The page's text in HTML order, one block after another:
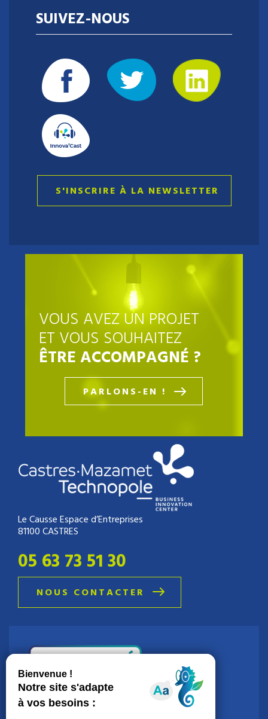
l'innovation, d'accompagner les projets
rayonnement d'un territoire dynamique ?
SUIVEZ-NOUS
S'INSCRIRE À LA NEWSLETTER
VOUS AVEZ UN PROJET
ET VOUS SOUHAITEZ
ÊTRE ACCOMPAGNÉ ?
PARLONS-EN !
Le Causse Espace d’Entreprises
81100 CASTRES
05 63 73 51 30
NOUS CONTACTER